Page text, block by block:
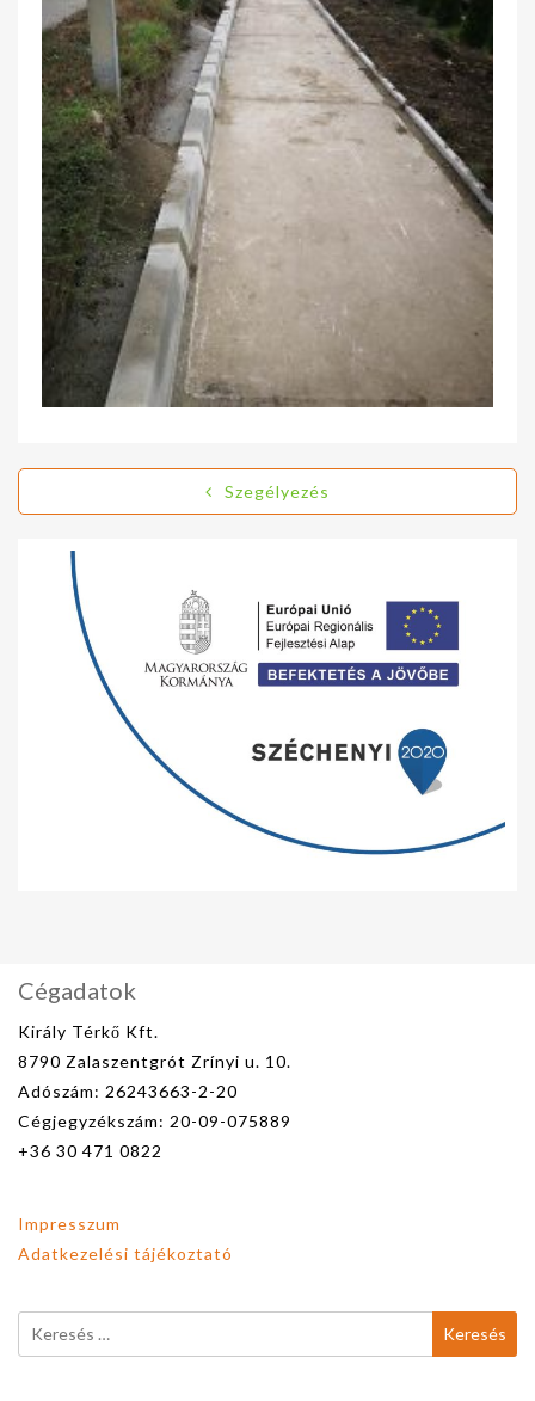
Szegélyezés
Cégadatok
Király Térkő Kft.
8790 Zalaszentgrót Zrínyi u. 10.
Adószám: 26243663-2-20
Cégjegyzékszám: 20-09-075889
+36 30 471 0822
Impresszum
Adatkezelési tájékoztató